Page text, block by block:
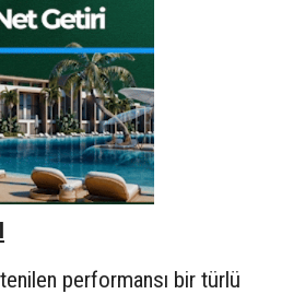
performansı bir türlü